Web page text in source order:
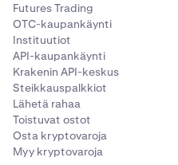
Futures Trading
OTC-kaupankäynti
Instituutiot
API-kaupankäynti
Krakenin API-keskus
Steikkauspalkkiot
Lähetä rahaa
Toistuvat ostot
Osta kryptovaroja
Myy kryptovaroja